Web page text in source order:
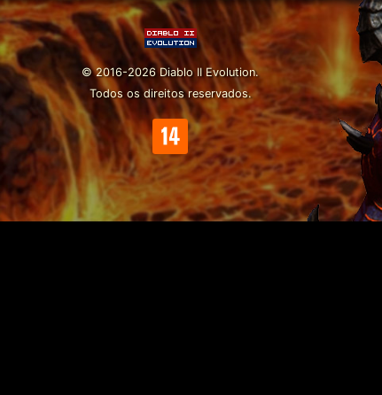
© 2016-2026 Diablo II Evolution.
Todos os direitos reservados.